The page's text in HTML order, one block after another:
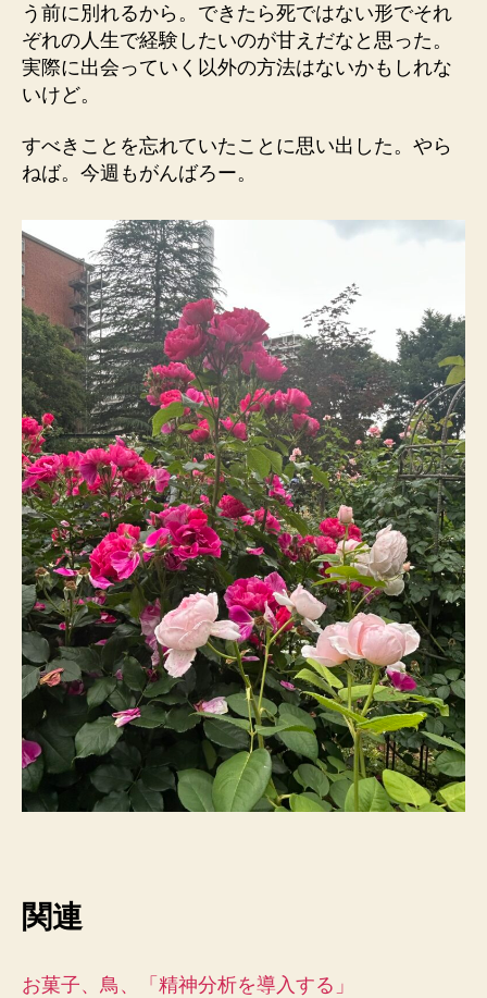
う前に別れるから。できたら死ではない形でそれ
ぞれの人生で経験したいのが甘えだなと思った。
実際に出会っていく以外の方法はないかもしれな
いけど。
すべきことを忘れていたことに思い出した。やら
ねば。今週もがんばろー。
関連
お菓子、鳥、「精神分析を導入する」